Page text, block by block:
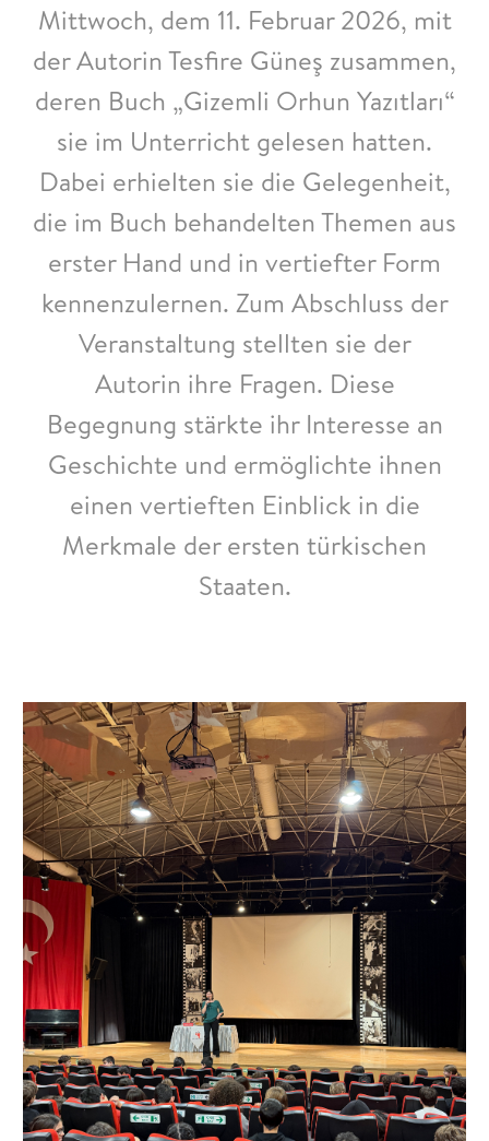
Mittwoch, dem 11. Februar 2026, mit
der Autorin Tesfire Güneş zusammen,
deren Buch „Gizemli Orhun Yazıtları“
sie im Unterricht gelesen hatten.
Dabei erhielten sie die Gelegenheit,
die im Buch behandelten Themen aus
erster Hand und in vertiefter Form
kennenzulernen. Zum Abschluss der
Veranstaltung stellten sie der
Autorin ihre Fragen. Diese
Begegnung stärkte ihr Interesse an
Geschichte und ermöglichte ihnen
einen vertieften Einblick in die
Merkmale der ersten türkischen
Staaten.